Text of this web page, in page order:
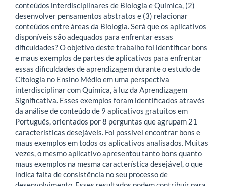
conteúdos interdisciplinares de Biologia e Química, (2)
desenvolver pensamentos abstratos e (3) relacionar
conteúdos entre áreas da Biologia. Será que os aplicativos
disponíveis são adequados para enfrentar essas
dificuldades? O objetivo deste trabalho foi identificar bons
e maus exemplos de partes de aplicativos para enfrentar
essas dificuldades de aprendizagem durante o estudo de
Citologia no Ensino Médio em uma perspectiva
interdisciplinar com Química, à luz da Aprendizagem
Significativa. Esses exemplos foram identificados através
da análise de conteúdo de 9 aplicativos gratuitos em
Português, orientados por 8 perguntas que agrupam 21
características desejáveis. Foi possível encontrar bons e
maus exemplos em todos os aplicativos analisados. Muitas
vezes, o mesmo aplicativo apresentou tanto bons quanto
maus exemplos na mesma característica desejável, o que
indica falta de consistência no seu processo de